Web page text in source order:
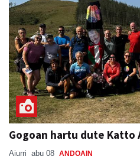
Gogoan hartu dute Katto
Aiurri abu 08 ANDOAIN